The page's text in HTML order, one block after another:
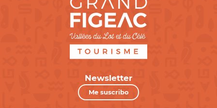
Newsletter
Me suscribo